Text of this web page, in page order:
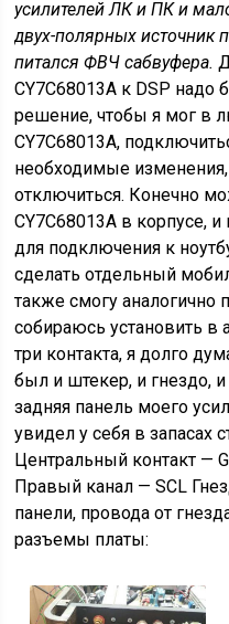
усилителей ЛК и ПК и
двух-полярных источник
питался ФВЧ сабвуфера.
CY7C68013A к DSP
решение, чтобы я мог в
CY7C68013A,
необходимые изменения,
отключиться. Конечно
CY7C68013A в корпусе,
для подключения к
сделать отдельный
также смогу аналогично
собираюсь установить
три контакта, я долго
был и штекер, и гнездо,
задняя панель моего
увидел у себя в запасах
Центральный контакт —
Правый канал — SCL
панели, провода от
разъемы платы: